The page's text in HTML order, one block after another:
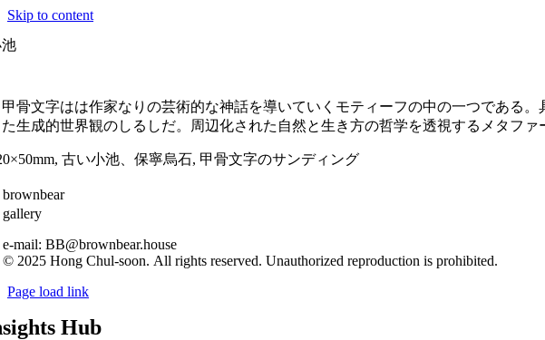
Skip to content
骨文字はは作家なりの芸術的な神話を導いていくモティーフの中の一つである。
生成的世界観のしるしだ。周辺化された自然と生き方の哲学を透視するメタファ
古い小池、保寧烏石, 甲骨文字のサンディング
brownbear
gallery
e-mail: BB@brownbear.house
© 2025 Hong Chul-soon. All rights reserved. Unauthorized reproduction is prohibited.
Page load link
Hub